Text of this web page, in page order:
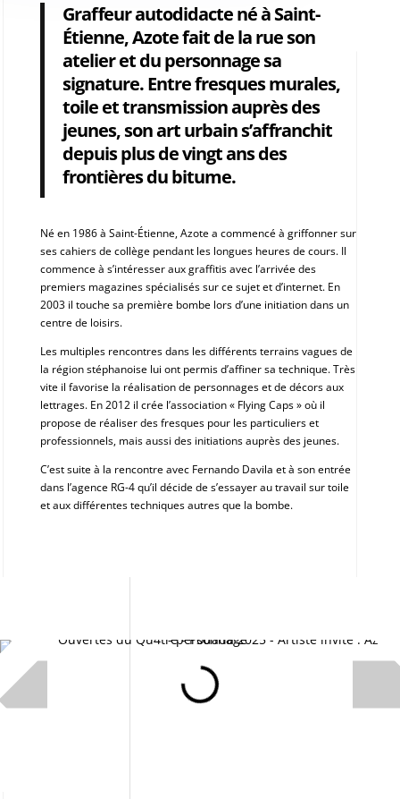
Graffeur autodidacte né à Saint-
Étienne, Azote fait de la rue son
atelier et du personnage sa
signature. Entre fresques murales,
toile et transmission auprès des
jeunes, son art urbain s’affranchit
depuis plus de vingt ans des
frontières du bitume.
Né en 1986 à Saint-Étienne, Azote a commencé à griffonner sur
ses cahiers de collège pendant les longues heures de cours. Il
commence à s’intéresser aux graffitis avec l’arrivée des
premiers magazines spécialisés sur ce sujet et d’internet. En
2003 il touche sa première bombe lors d’une initiation dans un
centre de loisirs.
Les multiples rencontres dans les différents terrains vagues de
la région stéphanoise lui ont permis d’affiner sa technique. Très
vite il favorise la réalisation de personnages et de décors aux
lettrages. En 2012 il crée l’association « Flying Caps » où il
propose de réaliser des fresques pour les particuliers et
professionnels, mais aussi des initiations auprès des jeunes.
C’est suite à la rencontre avec Fernando Davila et à son entrée
dans l’agence RG-4 qu’il décide de s’essayer au travail sur toile
et aux différentes techniques autres que la bombe.